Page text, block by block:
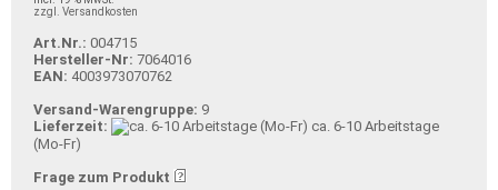
zzgl. Versandkosten
Art.Nr.: 004715
Hersteller-Nr: 7064016
EAN: 4003973070762
Versand-Warengruppe: 9
Lieferzeit:
ca. 6-10 Arbeitstage
(Mo-Fr)
Frage zum Produkt